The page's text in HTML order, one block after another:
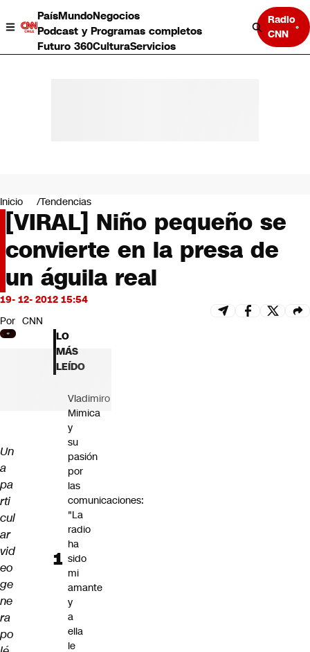
PaísMundoNegocios
Podcast y Programas completos
Futuro 360CulturaServicios
Radio
CNN
Negocios
Deportes
Programas completos
Cultura
Servicios
Bits
CNN Data
CNN tiempo
Futuro 360
Opinión
Inicio Tendencias
[VIRAL] Niño pequeño se
convierte en la presa de
un águila real
19- 12- 2012 15:54
Por CNN
Un
a
pa
rti
cul
ar
vid
eo
ge
ne
ra
po
LO
MÁS
LEÍDO
Vladimiro
Mimica
y
su
pasión
por
las
comunicaciones:
"La
radio
ha
sido
mi
amante
y
a
ella
le